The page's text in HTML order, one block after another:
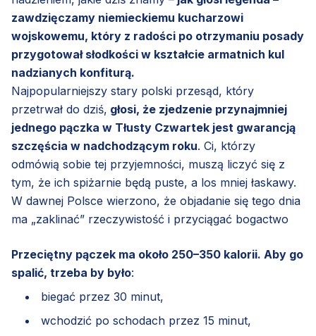
zawdzięczamy niemieckiemu kucharzowi
wojskowemu, który z radości po otrzymaniu posady
przygotował słodkości w kształcie armatnich kul
nadzianych konfiturą.
Najpopularniejszy stary polski przesąd, który
przetrwał do dziś, głosi, że zjedzenie przynajmniej
jednego pączka w Tłusty Czwartek jest gwarancją
szczęścia w nadchodzącym roku. Ci, którzy
odmówią sobie tej przyjemności, muszą liczyć się z
tym, że ich spiżarnie będą puste, a los mniej łaskawy.
W dawnej Polsce wierzono, że objadanie się tego dnia
ma „zaklinać” rzeczywistość i przyciągać bogactwo
Przeciętny pączek ma około 250–350 kalorii. Aby go
spalić, trzeba by było:
biegać przez 30 minut,
wchodzić po schodach przez 15 minut,